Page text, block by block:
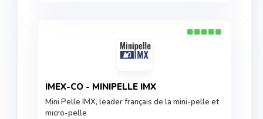
IMEX-CO - MINIPELLE IMX
Mini Pelle IMX, leader français de la mini-pelle et
micro-pelle